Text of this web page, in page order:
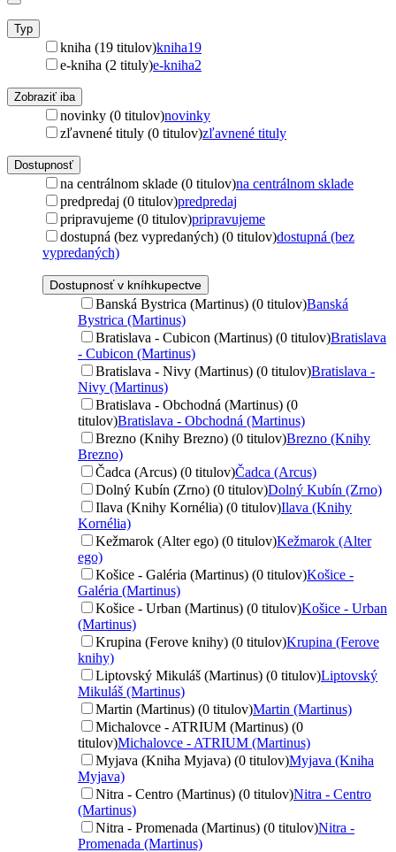
Typ
kniha (19 titulov)kniha19
e-kniha (2 tituly)e-kniha2
Zobraziť iba
novinky (0 titulov)novinky
zľavnené tituly (0 titulov)zľavnené tituly
Dostupnosť
na centrálnom sklade (0 titulov)na centrálnom sklade
predpredaj (0 titulov)predpredaj
pripravujeme (0 titulov)pripravujeme
dostupná (bez vypredaných) (0 titulov)dostupná (bez
vypredaných)
Dostupnosť v kníhkupectve
Banská Bystrica (Martinus) (0 titulov)Banská
Bystrica (Martinus)
Bratislava - Cubicon (Martinus) (0 titulov)Bratislava
- Cubicon (Martinus)
Bratislava - Nivy (Martinus) (0 titulov)Bratislava -
Nivy (Martinus)
Bratislava - Obchodná (Martinus) (0
titulov)Bratislava - Obchodná (Martinus)
Brezno (Knihy Brezno) (0 titulov)Brezno (Knihy
Brezno)
Čadca (Arcus) (0 titulov)Čadca (Arcus)
Dolný Kubín (Zrno) (0 titulov)Dolný Kubín (Zrno)
Ilava (Knihy Kornélia) (0 titulov)Ilava (Knihy
Kornélia)
Kežmarok (Alter ego) (0 titulov)Kežmarok (Alter
ego)
Košice - Galéria (Martinus) (0 titulov)Košice -
Galéria (Martinus)
Košice - Urban (Martinus) (0 titulov)Košice - Urban
(Martinus)
Krupina (Ferove knihy) (0 titulov)Krupina (Ferove
knihy)
Liptovský Mikuláš (Martinus) (0 titulov)Liptovský
Mikuláš (Martinus)
Martin (Martinus) (0 titulov)Martin (Martinus)
Michalovce - ATRIUM (Martinus) (0
titulov)Michalovce - ATRIUM (Martinus)
Myjava (Kniha Myjava) (0 titulov)Myjava (Kniha
Myjava)
Nitra - Centro (Martinus) (0 titulov)Nitra - Centro
(Martinus)
Nitra - Promenada (Martinus) (0 titulov)Nitra -
Promenada (Martinus)